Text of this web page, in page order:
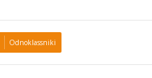
Odnoklassniki